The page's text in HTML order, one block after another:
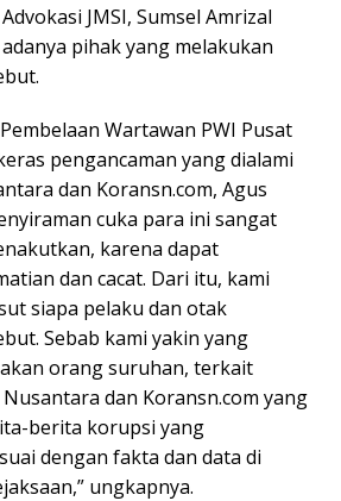
JMSI, Sumsel Amrizal
pihak yang melakukan
Wartawan PWI Pusat
pengancaman yang dialami
dan Koransn.com, Agus
cuka para ini sangat
karena dapat
dan cacat. Dari itu, kami
siapa pelaku dan otak
Sebab kami yakin yang
orang suruhan, terkait
dan Koransn.com yang
berita korupsi yang
dengan fakta dan data di
ungkapnya.